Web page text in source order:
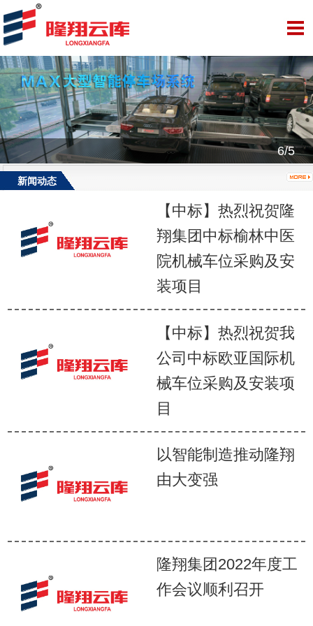
6/5
新闻动态
【中标】热烈祝贺隆
翔集团中标榆林中医
院机械车位采购及安
装项目
【中标】热烈祝贺我
公司中标欧亚国际机
械车位采购及安装项
目
以智能制造推动隆翔
由大变强
隆翔集团2022年度工
作会议顺利召开